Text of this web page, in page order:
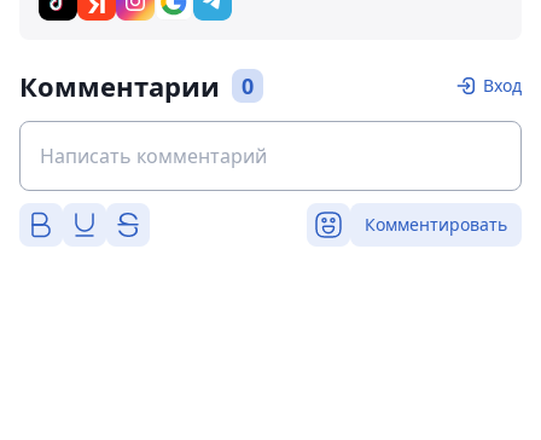
Комментарии 0 Вход
Комментировать